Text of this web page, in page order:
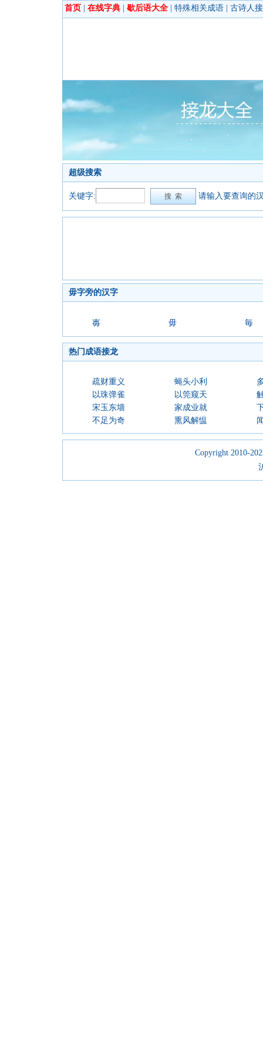
首页 在线字典 歇后语大全 特殊相关成语 古诗人
超级搜索
关键字: 请输入要查询的
毋字旁的汉字
毐 毋 毎
热门成语接龙
疏财重义 蝇头小利
以珠弹雀
以筦窥天
宋玉东墙
家成业就
不足为奇
熏风解愠
Copyright 2010-